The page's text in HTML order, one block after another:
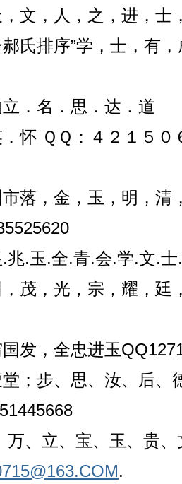
文，人，之，进，士
氏排序”学，士，有
．名．思．达．道
怀 ＱＱ：４２１５０
落，金，玉，明，清
兆.玉.全.青.会.学.文.
茂，光，宗，耀，廷
发，全忠进玉
；步、思、汝、后、
万、立、宝、玉、贵
.